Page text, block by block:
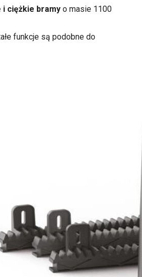
ciężkie bramyo masie 1100
funkcje są podobne do